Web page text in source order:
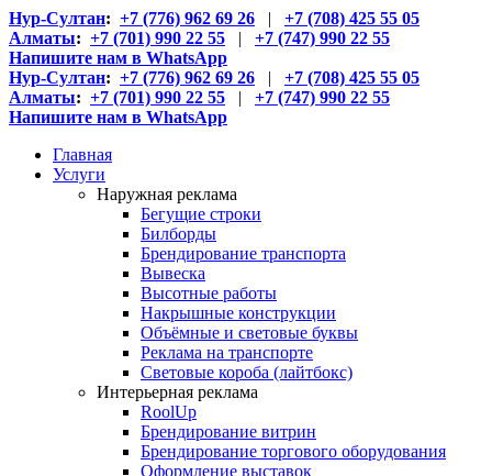
Нур-Султан: +7 (776) 962 69 26 | +7 (708) 425 55 05
Алматы: +7 (701) 990 22 55 | +7 (747) 990 22 55
Напишите нам в WhatsApp
Нур-Султан: +7 (776) 962 69 26 | +7 (708) 425 55 05
Алматы: +7 (701) 990 22 55 | +7 (747) 990 22 55
Напишите нам в WhatsApp
Главная
Услуги
Наружная реклама
Бегущие строки
Билборды
Брендирование транспорта
Вывеска
Высотные работы
Накрышные конструкции
Объёмные и световые буквы
Реклама на транспорте
Световые короба (лайтбокс)
Интерьерная реклама
RoolUp
Брендирование витрин
Брендирование торгового оборудования
Оформление выставок